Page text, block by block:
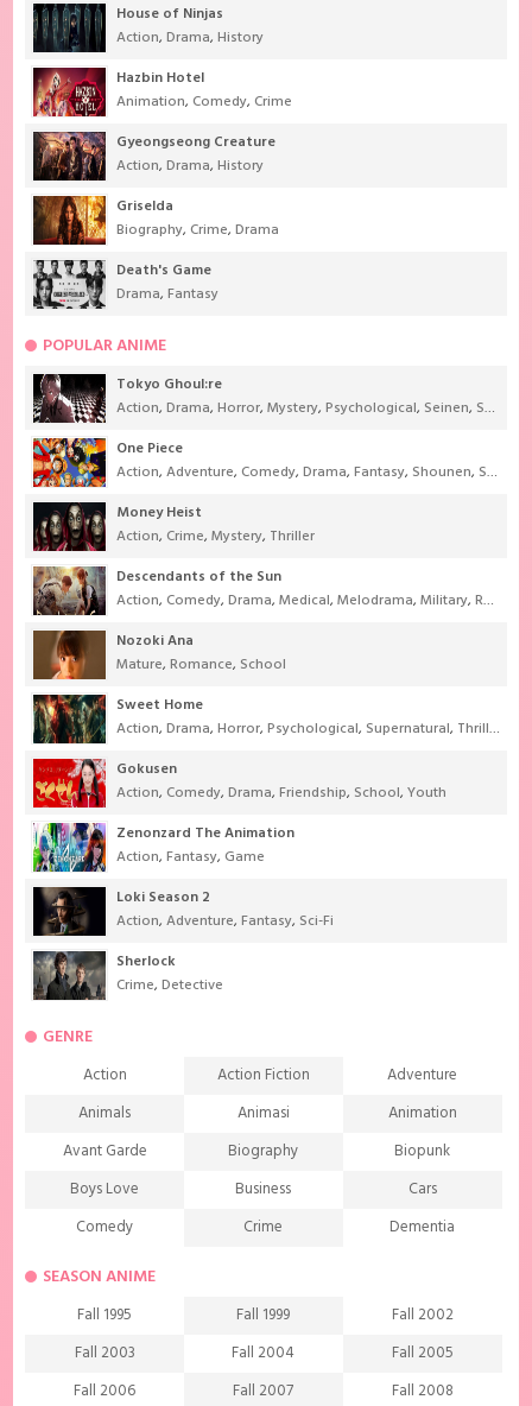
House of Ninjas
Action,Drama,History
Hazbin Hotel
Animation, Comedy, Crime
Gyeongseong Creature
Action,Drama,History
Griselda
Biography, Crime,Drama
Death's Game
Drama,Fantasy
POPULAR ANIME
Tokyo Ghoul:re
Action,Drama,Horror,Mystery,Psychological, Seinen, Supernatural
One Piece
Action,Adventure, Comedy,Drama,Fantasy, Shounen, Super Power
Money Heist
Action, Crime,Mystery, Thriller
Descendants of the Sun
Action, Comedy,Drama,Medical,Melodrama,Military,Romance
Nozoki Ana
Mature,Romance, School
Sweet Home
Action,Drama,Horror,Psychological, Supernatural, Thriller
Gokusen
Action, Comedy,Drama,Friendship, School,Youth
Zenonzard The Animation
Action,Fantasy, Game
Loki Season 2
Action,Adventure,Fantasy, Sci-Fi
Sherlock
Crime,Detective
GENRE
Action Action Fiction
Adventure
Animals
Animasi
Animation
Avant Garde
Biography
Biopunk
Boys Love
Business
Cars
Comedy
Crime
Dementia
Demons
Drama
Ecchi
Extreme sports
Family
Fantasy
Food
Friendship
Game
Gourmet
SEASON ANIME
Fall 1995 Fall 1999
Fall 2002
Fall 2003
Fall 2004
Fall 2005
Fall 2006
Fall 2007 Fall 2008